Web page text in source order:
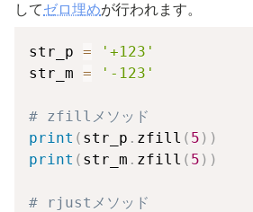
してゼロ埋めが行われます。
str_p =
'+123'
str_m = '-123'
# zfillメソッド
print ( str_p . zfill ( 5 ) )
print ( str_m . zfill ( 5 ) )
# rjustメソッド